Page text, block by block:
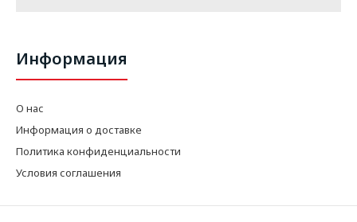
Информация
О нас
Информация о доставке
Политика конфиденциальности
Условия соглашения